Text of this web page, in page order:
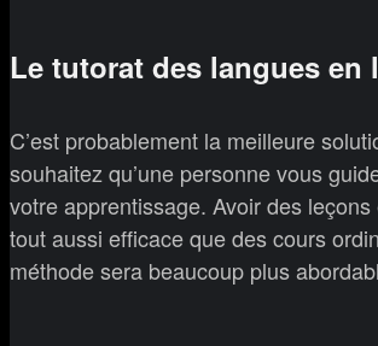
Le tutorat des langues en
C’est probablement la meilleure
souhaitez qu’une personne vous
votre apprentissage. Avoir des
tout aussi efficace que des cours
méthode sera beaucoup plus